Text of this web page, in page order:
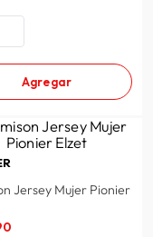
Agregar
Jersey Mujer Pionier